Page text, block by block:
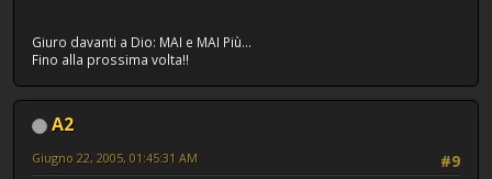
Giuro davanti a Dio: MAI e MAI Più...
Fino alla prossima volta!!
A2
#9
Giugno 22, 2005, 01:45:31 AM